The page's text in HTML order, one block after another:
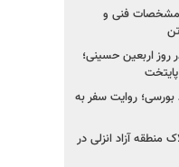
مشخصات فنی و
در روز اربعین حسینی؛
بورسی؛ روایت سفر به
منطقه آزاد انزلی در